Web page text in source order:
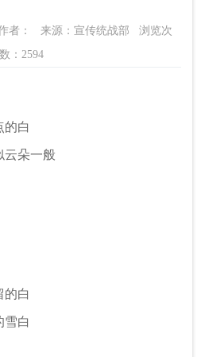
者： 来源：宣传统战部
浏览次
数： 2594
的白
云朵一般
的白
雪白